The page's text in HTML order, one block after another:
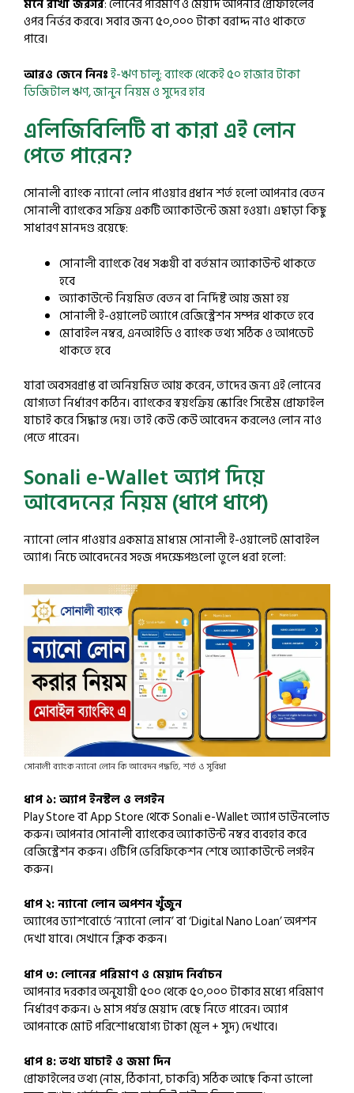
মনে রাখা জরুরি: লোনের পরিমাণ ও মেয়াদ আপনার প্রোফাইলের
ওপর নির্ভর করবে। সবার জন্য ৫০,০০০ টাকা বরাদ্দ নাও থাকতে
পারে।
আরও জেনে নিনঃই-ঋণ চালু: ব্যাংক থেকেই ৫০ হাজার টাকা
ডিজিটাল ঋণ, জানুন নিয়ম ও সুদের হার
এলিজিবিলিটি বা কারা এই লোন
পেতে পারেন?
সোনালী ব্যাংক ন্যানো লোন পাওয়ার প্রধান শর্ত হলো আপনার বেতন
সোনালী ব্যাংকের সক্রিয় একটি অ্যাকাউন্টে জমা হওয়া। এছাড়া কিছু
সাধারণ মানদণ্ড রয়েছে:
সোনালী ব্যাংকে বৈধ সঞ্চয়ী বা বর্তমান অ্যাকাউন্ট থাকতে
হবে
অ্যাকাউন্টে নিয়মিত বেতন বা নির্দিষ্ট আয় জমা হয়
সোনালী ই-ওয়ালেট অ্যাপে রেজিস্ট্রেশন সম্পন্ন থাকতে হবে
মোবাইল নম্বর, এনআইডি ও ব্যাংক তথ্য সঠিক ও আপডেট
থাকতে হবে
যারা অবসরপ্রাপ্ত বা অনিয়মিত আয় করেন, তাদের জন্য এই লোনের
যোগ্যতা নির্ধারণ কঠিন। ব্যাংকের স্বয়ংক্রিয় স্কোরিং সিস্টেম প্রোফাইল
যাচাই করে সিদ্ধান্ত দেয়। তাই কেউ কেউ আবেদন করলেও লোন নাও
পেতে পারেন।
Sonali e-Wallet অ্যাপ দিয়ে
আবেদনের নিয়ম (ধাপে ধাপে)
ন্যানো লোন পাওয়ার একমাত্র মাধ্যম সোনালী ই-ওয়ালেট মোবাইল
অ্যাপ। নিচে আবেদনের সহজ পদক্ষেপগুলো তুলে ধরা হলো:
সোনালী ব্যাংক ন্যানো লোন কি আবেদন পদ্ধতি, শর্ত ও সুবিধা
ধাপ ১: অ্যাপ ইনস্টল ও লগইন
Play Store বা App Store থেকে Sonali e-Wallet অ্যাপ ডাউনলোড
করুন। আপনার সোনালী ব্যাংকের অ্যাকাউন্ট নম্বর ব্যবহার করে
রেজিস্ট্রেশন করুন। ওটিপি ভেরিফিকেশন শেষে অ্যাকাউন্টে লগইন
করুন।
ধাপ ২: ন্যানো লোন অপশন খুঁজুন
অ্যাপের ড্যাশবোর্ডে ‘ন্যানো লোন’ বা ‘Digital Nano Loan’ অপশন
দেখা যাবে। সেখানে ক্লিক করুন।
ধাপ ৩: লোনের পরিমাণ ও মেয়াদ নির্বাচন
আপনার দরকার অনুযায়ী ৫০০ থেকে ৫০,০০০ টাকার মধ্যে পরিমাণ
নির্ধারণ করুন। ৬ মাস পর্যন্ত মেয়াদ বেছে নিতে পারেন। অ্যাপ
আপনাকে মোট পরিশোধযোগ্য টাকা (মূল + সুদ) দেখাবে।
ধাপ ৪: তথ্য যাচাই ও জমা দিন
প্রোফাইলের তথ্য (নাম, ঠিকানা, চাকরি) সঠিক আছে কিনা ভালো